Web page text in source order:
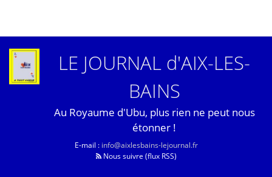
LE JOURNAL d'AIX-LES-
BAINS
Au Royaume d'Ubu, plus rien ne peut nous
étonner !
E-mail : info@aixlesbains-lejournal.fr
Nous suivre (flux RSS)